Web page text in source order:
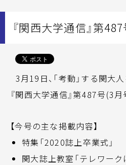
『関西大学通信』第
3月19日、「考動」する関大
『関西大学通信』第487号(3
【今号の主な掲載内容】
特集「2020誌上卒業式」
関大誌上教室「テレワー